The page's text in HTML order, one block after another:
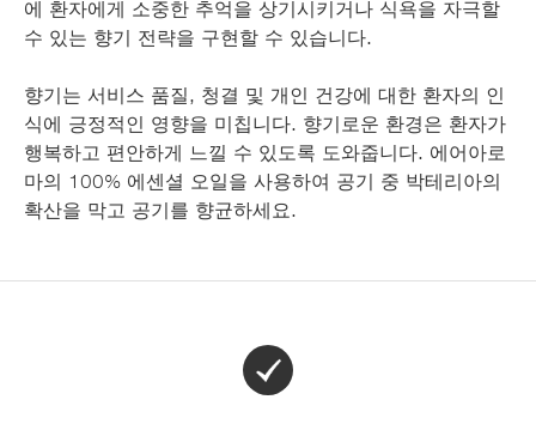
에 환자에게 소중한 추억을 상기시키거나 식욕을 자극할
수 있는 향기 전략을 구현할 수 있습니다.
향기는 서비스 품질, 청결 및 개인 건강에 대한 환자의 인
식에 긍정적인 영향을 미칩니다. 향기로운 환경은 환자가
행복하고 편안하게 느낄 수 있도록 도와줍니다. 에어아로
마의 100% 에센셜 오일을 사용하여 공기 중 박테리아의
확산을 막고 공기를 향균하세요.